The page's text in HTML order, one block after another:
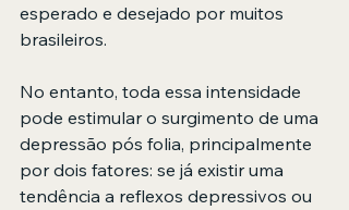
esperado e desejado por muitos
brasileiros.
No entanto, toda essa intensidade
pode estimular o surgimento de uma
depressão pós folia, principalmente
por dois fatores: se já existir uma
tendência a reflexos depressivos ou